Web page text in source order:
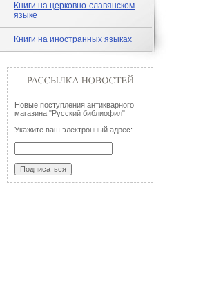
Книги на церковно-славянском
языке
Книги на иностранных языках
Новые поступления антикварного
магазина "Русский библиофил"
Укажите ваш электронный адрес: